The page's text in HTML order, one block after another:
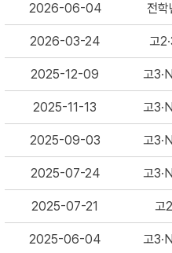
2026-06-04 전학
2026-03-24 고
2025-12-09 고
2025-11-13 고
2025-09-03 고
2025-07-24 고
2025-07-21 고2
2025-06-04 고